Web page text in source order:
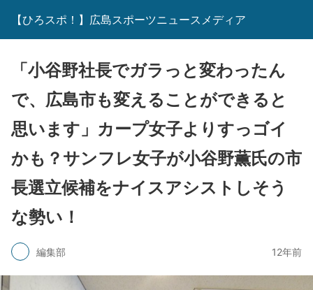
【ひろスポ！】広島スポーツニュースメディア
「小谷野社長でガラっと変わったん
で、広島市も変えることができると
思います」カープ女子よりすっゴイ
かも？サンフレ女子が小谷野薫氏の市
長選立候補をナイスアシストしそう
な勢い！
編集部 12年前